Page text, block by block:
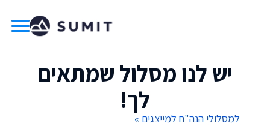
יש לנו מסלול שמתאים
לך!
למסלולי הנה"ח למייצגים »